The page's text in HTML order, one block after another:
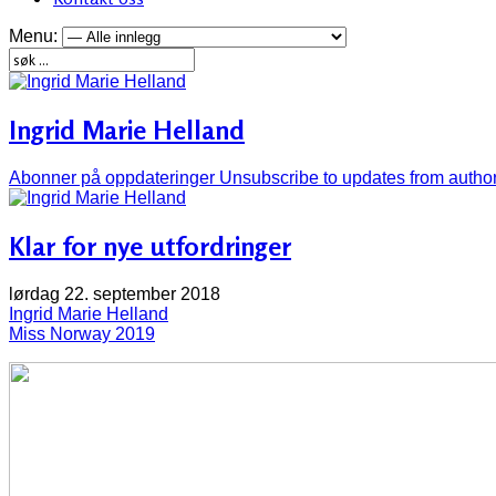
Menu:
Ingrid Marie Helland
Abonner på oppdateringer Unsubscribe to updates from
Klar for nye utfordringer
lørdag 22. september 2018
Ingrid Marie Helland
Miss Norway 2019